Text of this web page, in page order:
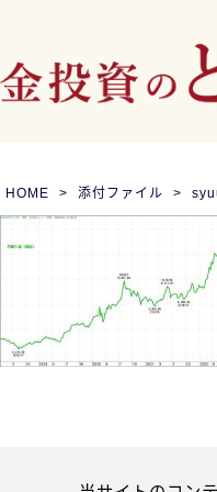
HOME 添付ファイル